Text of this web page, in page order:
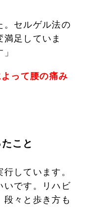
。セルゲル法の
足していま
って腰の痛み
こと
しています。
いです。リハビ
段々と歩き方も